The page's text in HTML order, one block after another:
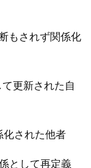
もされず関係化
更新された自
化された他者
として再定義